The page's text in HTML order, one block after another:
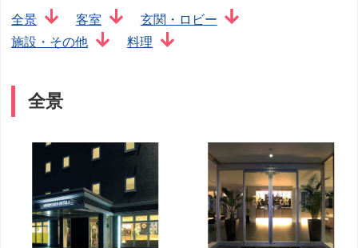
全景 客室
玄関・ロビー
施設・その他
料理
全景